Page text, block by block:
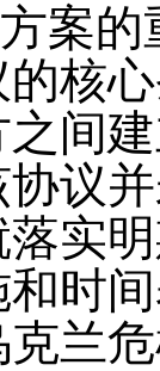
案
核
间
议
实
时
兰